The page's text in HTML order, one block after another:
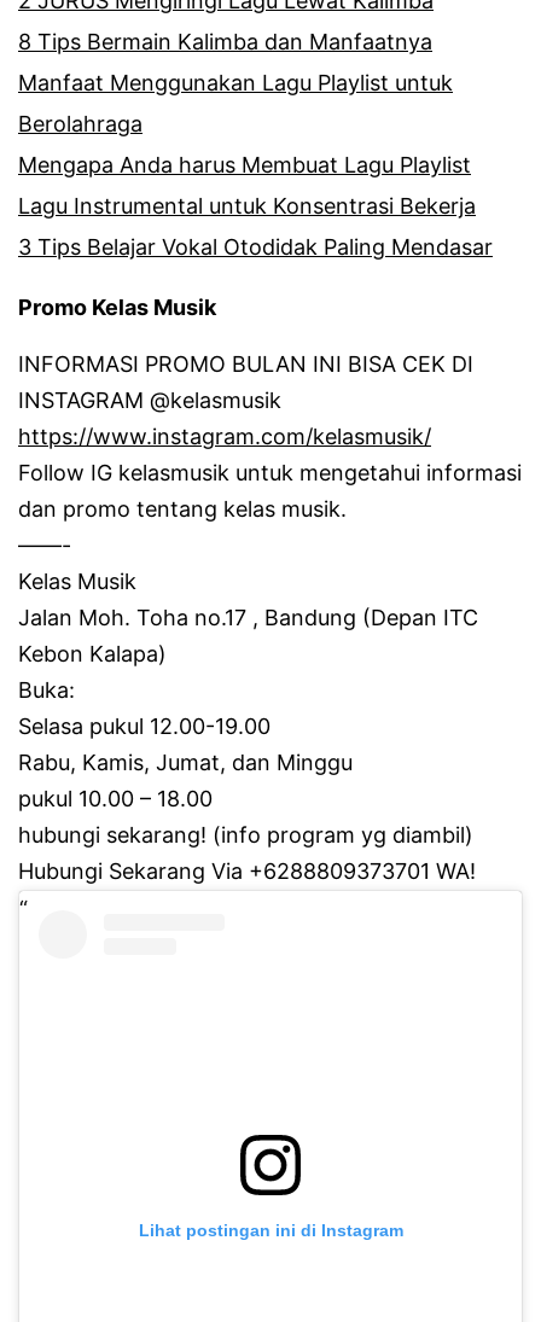
8 Tips Bermain Kalimba dan Manfaatnya
Manfaat Menggunakan Lagu Playlist untuk
Berolahraga
Mengapa Anda harus Membuat Lagu Playlist
Lagu Instrumental untuk Konsentrasi Bekerja
3 Tips Belajar Vokal Otodidak Paling Mendasar
Promo Kelas Musik
INFORMASI PROMO BULAN INI BISA CEK DI
INSTAGRAM @kelasmusik
https://www.instagram.com/kelasmusik/
Follow IG kelasmusik untuk mengetahui informasi
dan promo tentang kelas musik.
——-
Kelas Musik
Jalan Moh. Toha no.17 , Bandung (Depan ITC
Kebon Kalapa)
Buka:
Selasa pukul 12.00-19.00
Rabu, Kamis, Jumat, dan Minggu
pukul 10.00 – 18.00
hubungi sekarang! (info program yg diambil)
Hubungi Sekarang Via +6288809373701 WA!
Lihat postingan ini di Instagram